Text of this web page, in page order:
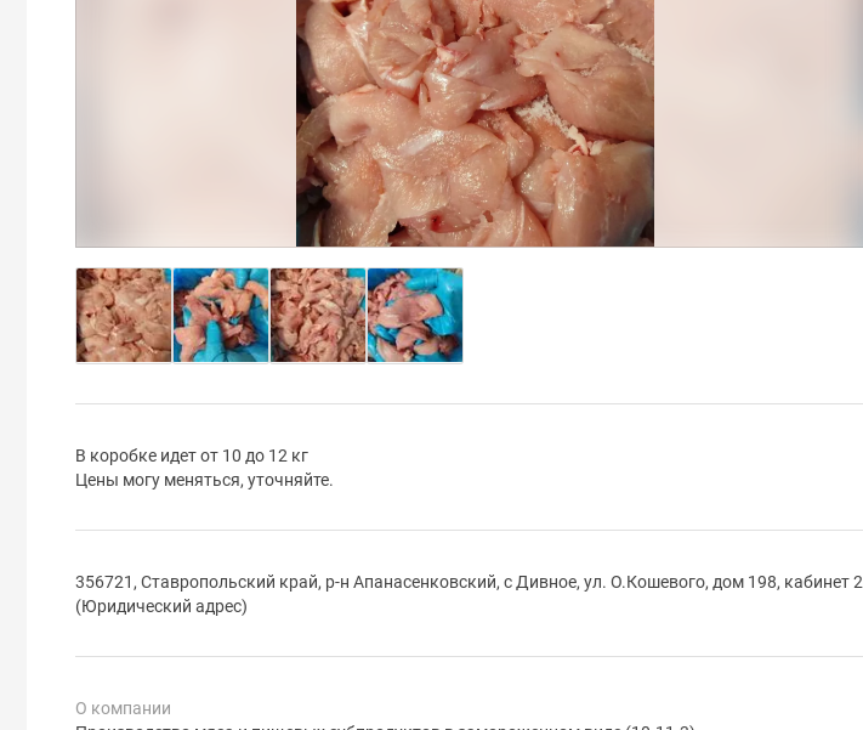
В коробке идет от 10 до 12 кг
Цены могу меняться, уточняйте.
356721, Ставропольский край, р-н Апанасенковский, с Дивное, ул. О.Кошевого, дом 198, кабинет 2
(Юридический адрес)
О компании